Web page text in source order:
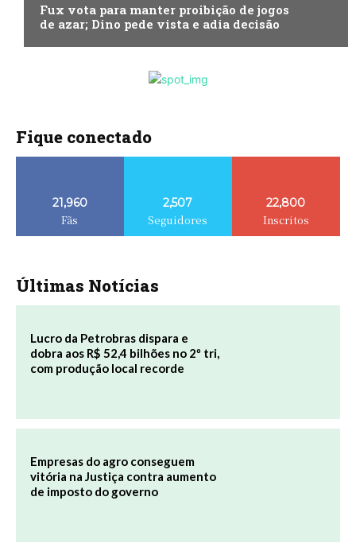
Fux vota para manter proibição de jogos
de azar; Dino pede vista e adia decisão
Fique conectado
21,960
Fãs
2,507
Seguidores
22,800
Inscritos
Últimas Notícias
Lucro da Petrobras dispara e
dobra aos R$ 52,4 bilhões no 2º tri,
com produção local recorde
Empresas do agro conseguem
vitória na Justiça contra aumento
de imposto do governo